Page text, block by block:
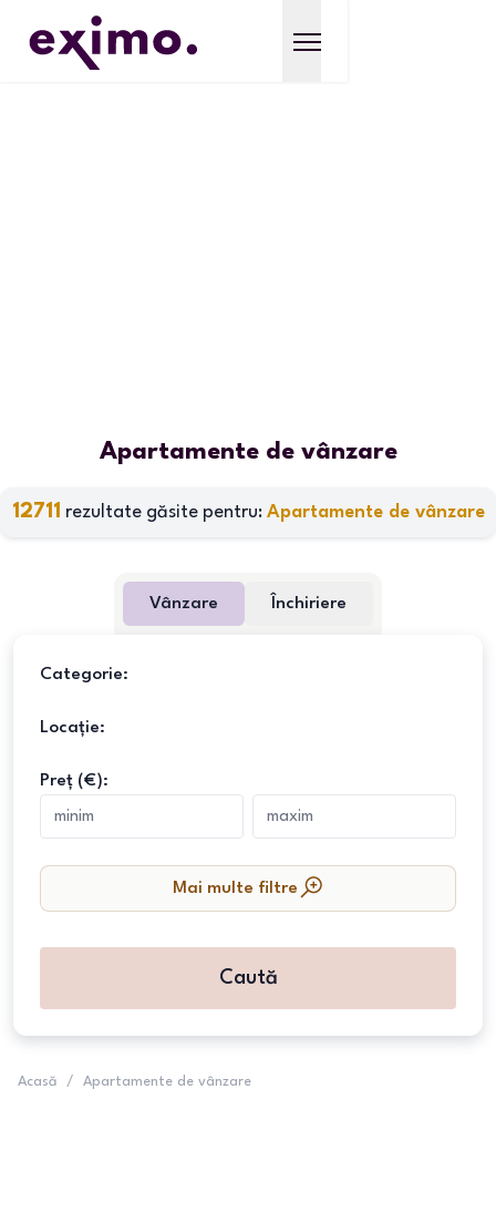
Apartamente de vânzare
12711 rezultate găsite pentru: Apartamente de vânzare
Vânzare Închiriere
Categorie:
Locație:
Preț (€):
Mai multe filtre
Caută
Acasă / Apartamente de vânzare